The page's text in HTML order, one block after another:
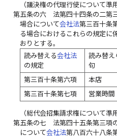
（議決権の代理行使について準
第五条の六
法第四十四条の二第
場合について会社法第三百十条
る場合におけるこれらの規定に
おりとする。
読み替える会社法
の規定
読み替え
句
第三百十条第六項 本店
第三百十条第七項
営業時間
（総代会招集請求権について準
第五条の七
法第四十五条第三項
について会社法第八百六十八条